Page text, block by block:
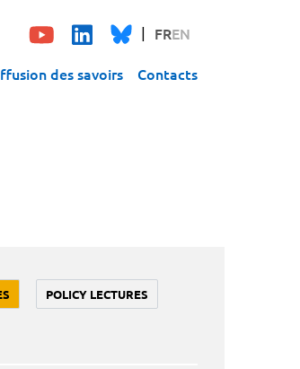
FREN
des savoirs Contacts
POLICY LECTURES